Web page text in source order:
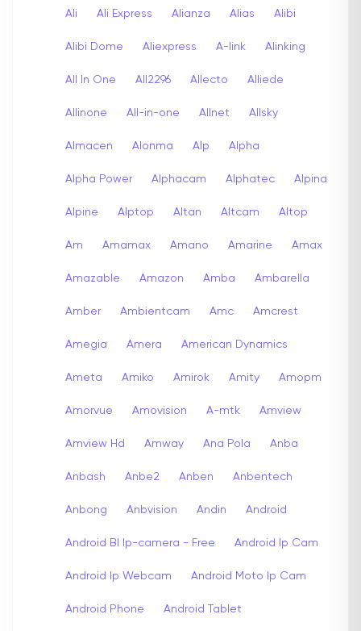
Ali Ali Express Alianza Alias Alibi
Alibi Dome Aliexpress A-link Alinking
All In One All2296 Allecto Alliede
Allinone All-in-one Allnet Allsky
Almacen Alonma Alp Alpha
Alpha Power Alphacam Alphatec Alpina
Alpine Alptop Altan Altcam Altop
Am Amamax Amano Amarine Amax
Amazable Amazon Amba Ambarella
Amber Ambientcam Amc Amcrest
Amegia Amera American Dynamics
Ameta Amiko Amirok Amity Amopm
Amorvue Amovision A-mtk Amview
Amview Hd Amway Ana Pola Anba
Anbash Anbe2 Anben Anbentech
Anbong Anbvision Andin Android
Android Bl Ip-camera - Free Android Ip Cam
Android Ip Webcam Android Moto Ip Cam
Android Phone Android Tablet